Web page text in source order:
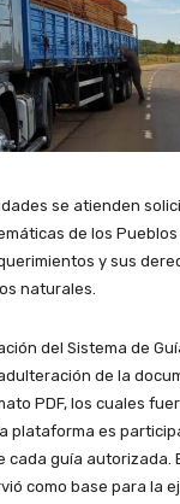
se atienden
de los Pueblos
y sus
naturales.
del Sistema de
de la
PDF, los cuales
plataforma es
cada guía autorizada.
como base para la